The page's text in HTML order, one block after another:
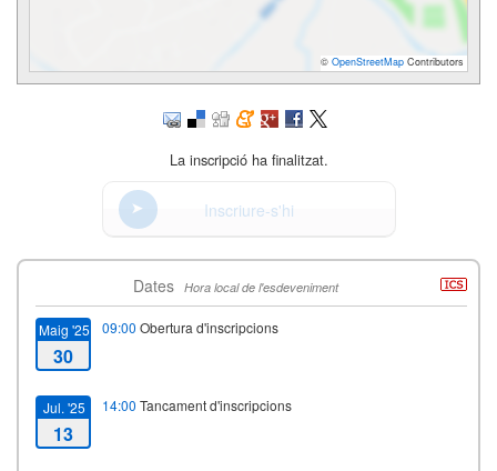
© OpenStreetMap Contributors
La inscripció ha finalitzat.
Inscriure-s'hi
Dates Hora local de l'esdeveniment
Maig '25
30
09:00 Obertura d'inscripcions
Jul. '25
13
14:00 Tancament d'inscripcions